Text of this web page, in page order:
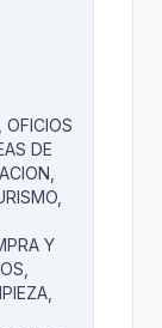
OFICIOS
DE
Y